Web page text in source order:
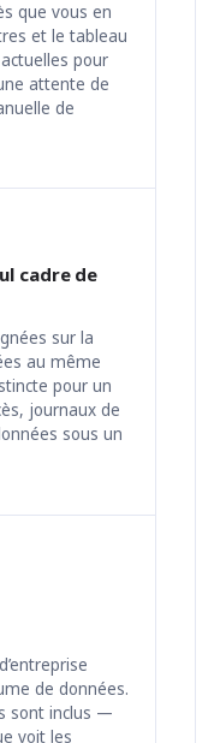
que vous en
et le tableau
pour
attente de
de
cadre de
sur la
au même
pour un
journaux de
sous un
de données.
sont inclus —
voit les